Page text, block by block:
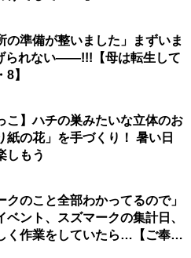
の準備が整いました」まずいま
られない――!!!【母は転生して
】
こ】ハチの巣みたいな立体のお
紙の花」を手づくり！ 暑い日
しもう
クのこと全部わかってるので」
ベント、スズマークの集計日、
く作業をしていたら…【ご奉仕